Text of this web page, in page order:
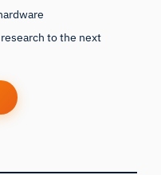
to the next